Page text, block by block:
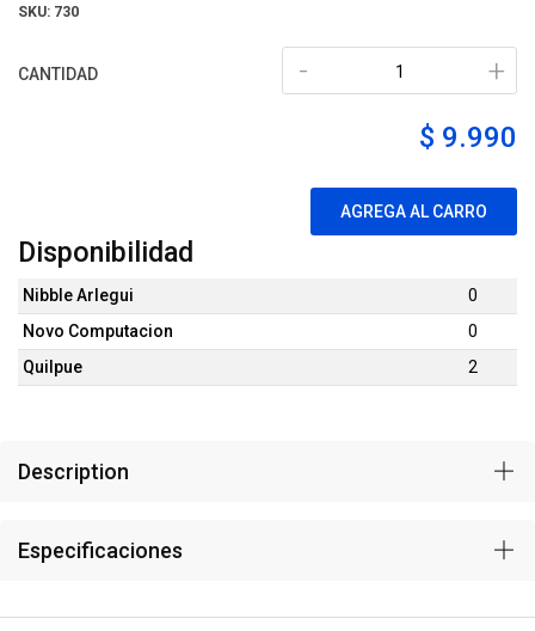
SKU: 730
CANTIDAD +
-
$ 9.990
AGREGA AL CARRO
Disponibilidad
Nibble Arlegui
0
Novo Computacion
0
Quilpue
2
Description
Especificaciones